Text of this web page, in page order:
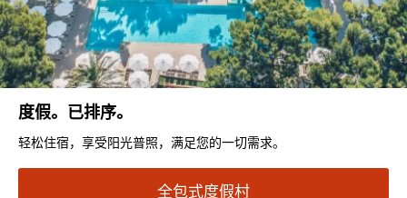
度假。已排序。
轻松住宿，享受阳光普照，满足您的一切需求。
全包式度假村